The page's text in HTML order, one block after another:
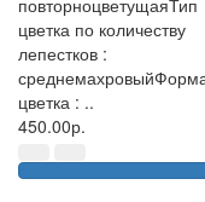
повторноцветущаяТип
цветка по количеству
лепестков :
цветка : ..
450.00р.